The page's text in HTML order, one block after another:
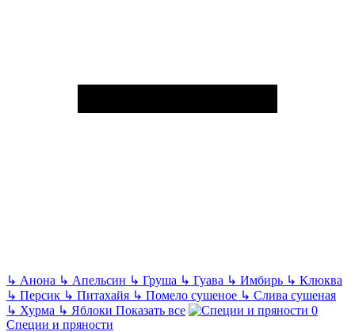
↳ Анона ↳ Апельсин ↳ Груша ↳ Гуава ↳ Имбирь ↳ Клюква
↳ Персик ↳ Питахайя ↳ Помело сушеное ↳ Слива сушеная
↳ Хурма ↳ Яблоки Показать все
Специи и пряности